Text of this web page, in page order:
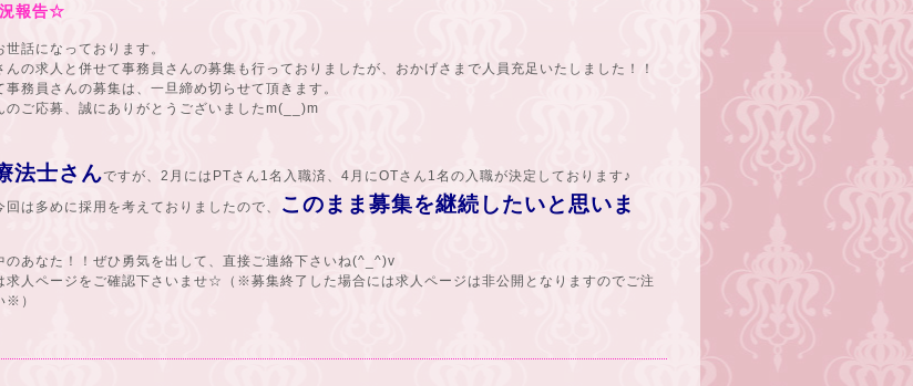
報告☆
世話になっております。
んの求人と併せて事務員さんの募集も行っておりましたが、おかげさまで人員充足いたしました！！
事務員さんの募集は、一旦締め切らせて頂きます。
のご応募、誠にありがとうございましたm(__)m
法士さんですが、2月にはPTさん1名入職済、4月にOTさん1名の入職が決定しております♪
回は多めに採用を考えておりましたので、
このまま募集を継続したいと思いま
のあなた！！ぜひ勇気を出して、直接ご連絡下さいね(^_^)v
求人ページをご確認下さいませ☆（※募集終了した場合には求人ページは非公開となりますのでご注
※）